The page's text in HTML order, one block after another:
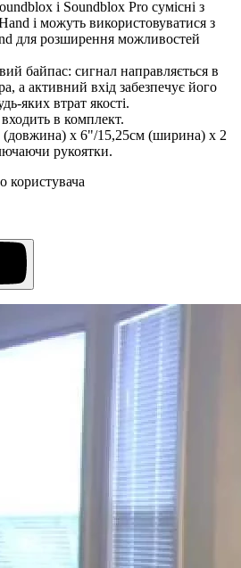
і Soundblox Pro сумісні з
і можуть використовуватися з
для розширення можливостей
байпас: сигнал направляється в
а активний вхід забезпечує його
яких втрат якості.
в комплект.
(довжина) х 6"/15,25см (ширина) х 2
рукоятки.
користувача